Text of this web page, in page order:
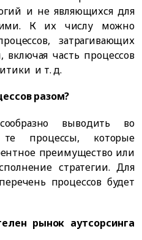
и не являющихся для
К их числу можно
затрагивающих
включая часть процессов
и т. д.
разом?
выводить во
процессы, которые
преимущество или
стратегии. Для
процессов будет
рынок аутсорсинга